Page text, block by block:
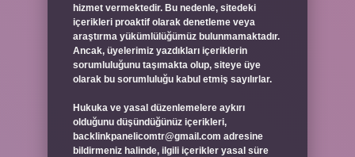
hizmet vermektedir. Bu nedenle, sitedeki
içerikleri proaktif olarak denetleme veya
araştırma yükümlülüğümüz bulunmamaktadır.
Ancak, üyelerimiz yazdıkları içeriklerin
sorumluluğunu taşımakta olup, siteye üye
olarak bu sorumluluğu kabul etmiş sayılırlar.
Hukuka ve yasal düzenlemelere aykırı
olduğunu düşündüğünüz içerikleri,
backlinkpanelicomtr@gmail.com adresine
bildirmeniz halinde, ilgili içerikler yasal süre